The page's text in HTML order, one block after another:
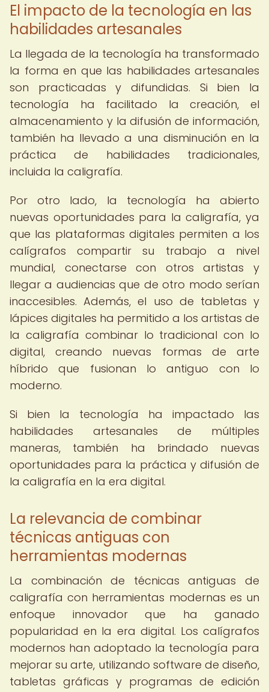
El impacto de la tecnología en las
habilidades artesanales
La llegada de la tecnología ha transformado
la forma en que las habilidades artesanales
son practicadas y difundidas. Si bien la
tecnología ha facilitado la creación, el
almacenamiento y la difusión de información,
también ha llevado a una disminución en la
práctica de habilidades tradicionales,
incluida la caligrafía.
Por otro lado, la tecnología ha abierto
nuevas oportunidades para la caligrafía, ya
que las plataformas digitales permiten a los
calígrafos compartir su trabajo a nivel
mundial, conectarse con otros artistas y
llegar a audiencias que de otro modo serían
inaccesibles. Además, el uso de tabletas y
lápices digitales ha permitido a los artistas de
la caligrafía combinar lo tradicional con lo
digital, creando nuevas formas de arte
híbrido que fusionan lo antiguo con lo
moderno.
Si bien la tecnología ha impactado las
habilidades artesanales de múltiples
maneras, también ha brindado nuevas
oportunidades para la práctica y difusión de
la caligrafía en la era digital.
La relevancia de combinar
técnicas antiguas con
herramientas modernas
La combinación de técnicas antiguas de
caligrafía con herramientas modernas es un
enfoque innovador que ha ganado
popularidad en la era digital. Los calígrafos
modernos han adoptado la tecnología para
mejorar su arte, utilizando software de diseño,
tabletas gráficas y programas de edición